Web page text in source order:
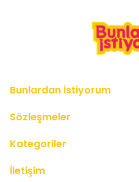
Bunlardan İstiyorum
Sözleşmeler
Kategoriler
İletişim